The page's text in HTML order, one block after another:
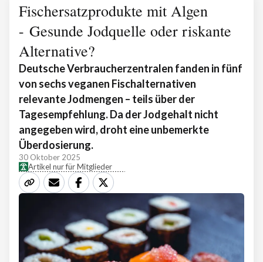
Fischersatzprodukte mit Algen
- Gesunde Jodquelle oder riskante
Alternative?
Deutsche Verbraucherzentralen fanden in fünf
von sechs veganen Fischalternativen
relevante Jodmengen – teils über der
Tagesempfehlung. Da der Jodgehalt nicht
angegeben wird, droht eine unbemerkte
Überdosierung.
30 Oktober 2025
Artikel nur für Mitglieder